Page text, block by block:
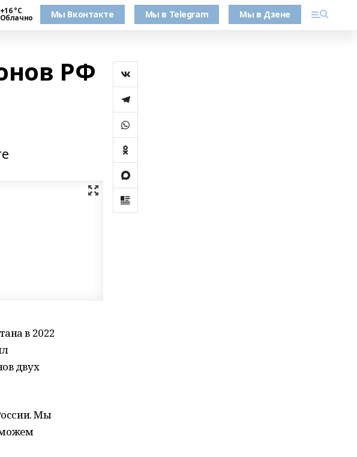
+16 °С
Облачно Мы Вконтакте Мы в Telegram Мы в Дзене
РФ
в 2022
двух
Мы